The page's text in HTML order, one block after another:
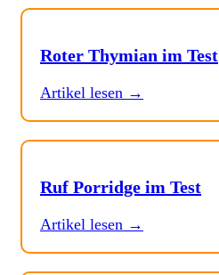
Roter Thymian im Test
Artikel lesen →
Ruf Porridge im Test
Artikel lesen →